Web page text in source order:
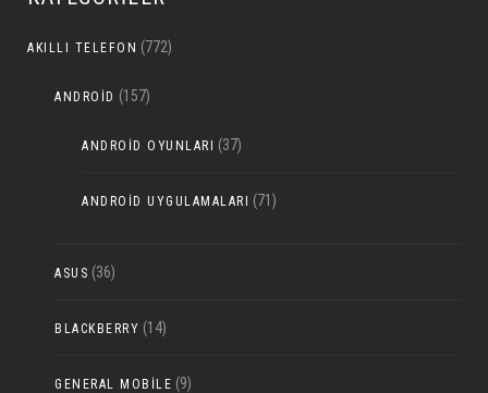
AKILLI TELEFON (772)
ANDROID (157)
ANDROID OYUNLARI (37)
ANDROID UYGULAMALARI (71)
ASUS (36)
BLACKBERRY (14)
GENERAL MOBILE (9)